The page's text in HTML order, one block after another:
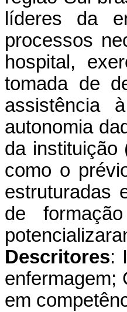
líderes da
processos
hospital,
tomada de
assistência
autonomia
da instituição
como o
estruturadas
de
Descritores:
enfermagem;
em